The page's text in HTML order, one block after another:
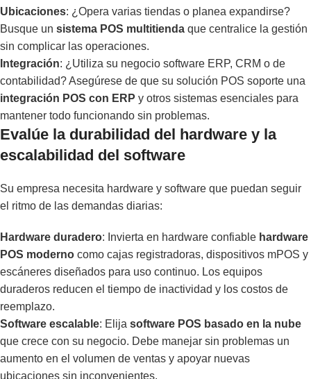
Ubicaciones: ¿Opera varias tiendas o planea expandirse?
Busque un sistema POS multitienda que centralice la gestión
sin complicar las operaciones.
Integración: ¿Utiliza su negocio software ERP, CRM o de
contabilidad? Asegúrese de que su solución POS soporte una
integración POS con ERP y otros sistemas esenciales para
mantener todo funcionando sin problemas.
Evalúe la durabilidad del hardware y la
escalabilidad del software
Su empresa necesita hardware y software que puedan seguir
el ritmo de las demandas diarias:
Hardware duradero: Invierta en hardware confiable hardware
POS moderno como cajas registradoras, dispositivos mPOS y
escáneres diseñados para uso continuo. Los equipos
duraderos reducen el tiempo de inactividad y los costos de
reemplazo.
Software escalable: Elija software POS basado en la nube
que crece con su negocio. Debe manejar sin problemas un
aumento en el volumen de ventas y apoyar nuevas
ubicaciones sin inconvenientes.